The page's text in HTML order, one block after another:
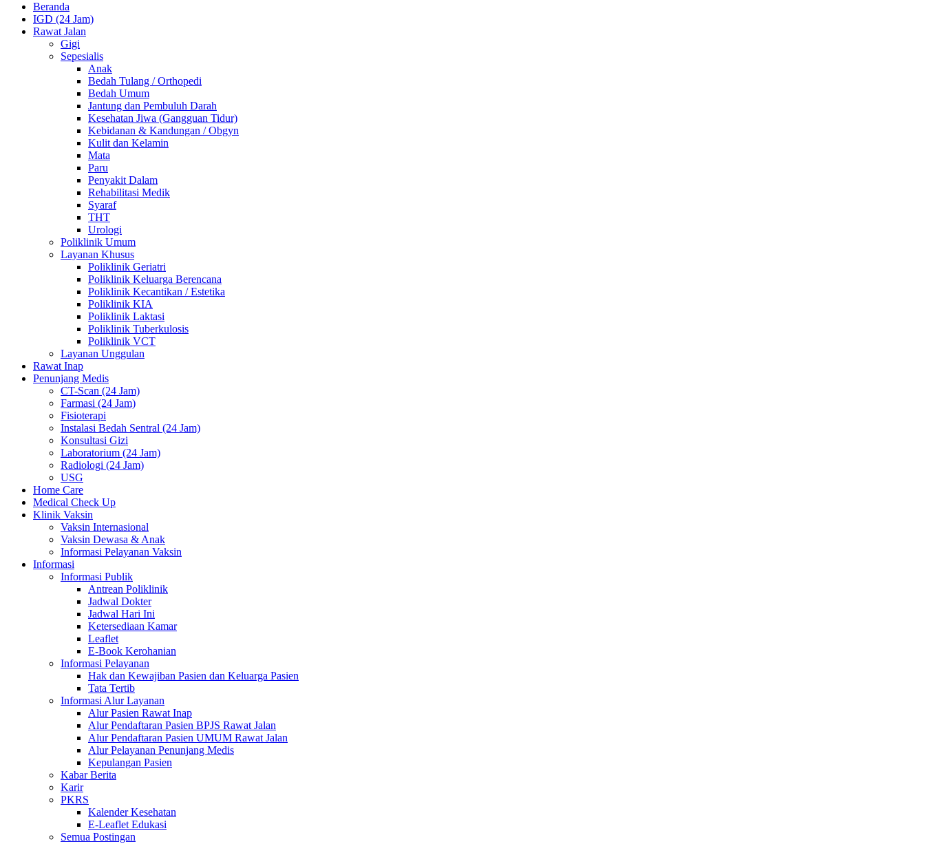
Beranda
IGD (24 Jam)
Rawat Jalan
Gigi
Sepesialis
Anak
Bedah Tulang / Orthopedi
Bedah Umum
Jantung dan Pembuluh Darah
Kesehatan Jiwa (Gangguan Tidur)
Kebidanan & Kandungan / Obgyn
Kulit dan Kelamin
Mata
Paru
Penyakit Dalam
Rehabilitasi Medik
Syaraf
THT
Urologi
Poliklinik Umum
Layanan Khusus
Poliklinik Geriatri
Poliklinik Keluarga Berencana
Poliklinik Kecantikan / Estetika
Poliklinik KIA
Poliklinik Laktasi
Poliklinik Tuberkulosis
Poliklinik VCT
Layanan Unggulan
Rawat Inap
Penunjang Medis
CT-Scan (24 Jam)
Farmasi (24 Jam)
Fisioterapi
Instalasi Bedah Sentral (24 Jam)
Konsultasi Gizi
Laboratorium (24 Jam)
Radiologi (24 Jam)
USG
Home Care
Medical Check Up
Klinik Vaksin
Vaksin Internasional
Vaksin Dewasa & Anak
Informasi Pelayanan Vaksin
Informasi
Informasi Publik
Antrean Poliklinik
Jadwal Dokter
Jadwal Hari Ini
Ketersediaan Kamar
Leaflet
E-Book Kerohanian
Informasi Pelayanan
Hak dan Kewajiban Pasien dan Keluarga Pasien
Tata Tertib
Informasi Alur Layanan
Alur Pasien Rawat Inap
Alur Pendaftaran Pasien BPJS Rawat Jalan
Alur Pendaftaran Pasien UMUM Rawat Jalan
Alur Pelayanan Penunjang Medis
Kepulangan Pasien
Kabar Berita
Karir
PKRS
Kalender Kesehatan
E-Leaflet Edukasi
Semua Postingan